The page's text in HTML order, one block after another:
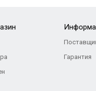
Гарантия